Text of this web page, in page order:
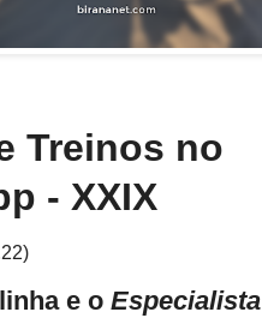
Treinos no
- XXIX
e o Especialista